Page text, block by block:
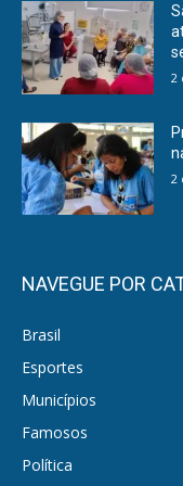
2
2
NAVEGUE POR
Brasil
Esportes
Municípios
Famosos
Política